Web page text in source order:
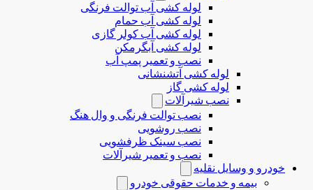
لوله کشی آب توالت فرنگی
لوله کشی آب حمام
لوله کشی آب کولر گازی
لوله کشی آبگرمکن
نصب و تعمیر پمپ آب
لوله کشی آتشنشانی
لوله کشی گاز
نصب شیرآلات
نصب توالت فرنگی و وال هنگ
نصب روشویی
نصب سینک ظرفشویی
نصب و تعمیر شیرآلات
خودرو و وسایل نقلیه
بیمه و خدمات حقوقی خودرو